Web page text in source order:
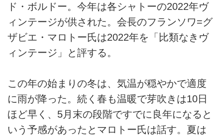
ド・ボルドー。今年は各シャトーの2022年ヴ
ィンテージが供された。会長のフランソワ=グ
ザビエ・マロトー氏は2022年を「比類なきヴ
ィンテージ」と評する。
この年の始まりの冬は、気温が穏やかで適度
に雨が降った。続く春も温暖で芽吹きは10日
ほど早く、5月末の段階ですでに良年になると
いう予感があったとマロトー氏は話す。夏は